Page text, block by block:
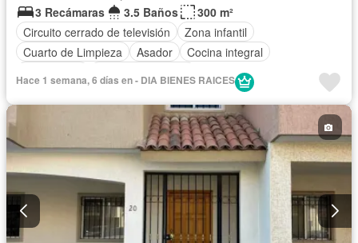
3 Recámaras
3.5 Baños
300 m²
Circuito cerrado de televisión
Zona infantil
Cuarto de Limpieza
Asador
Cocina integral
Hace 1 semana, 6 días en - DIA BIENES RAICES